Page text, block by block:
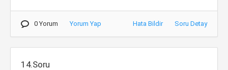
0 Yorum Yorum Yap Hata Bildir Soru Detay
14.Soru